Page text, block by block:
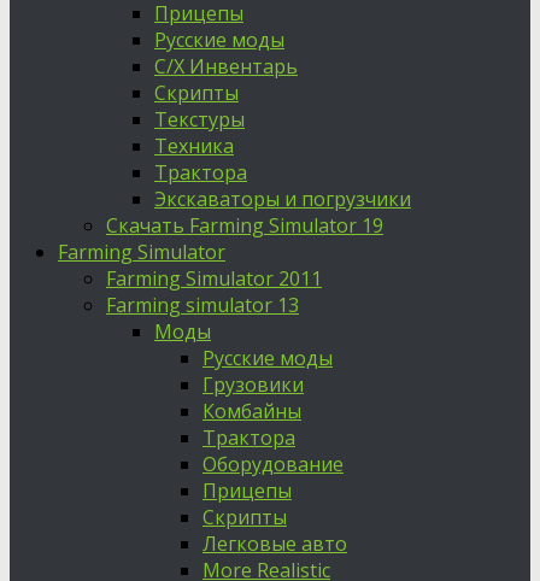
Прицепы
Русские моды
С/Х Инвентарь
Скрипты
Текстуры
Техника
Трактора
Экскаваторы и погрузчики
Скачать Farming Simulator 19
Farming Simulator
Farming Simulator 2011
Farming simulator 13
Моды
Русские моды
Грузовики
Комбайны
Трактора
Оборудование
Прицепы
Скрипты
Легковые авто
More Realistic